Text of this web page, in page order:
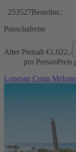
253527Bestellnr.:
Pauschalreise
Alter Preisab €1.022,-
pro PersonPreis
Lopesan Costa